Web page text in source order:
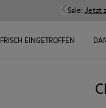
Sale: Jetzt
FRISCH EINGETROFFEN